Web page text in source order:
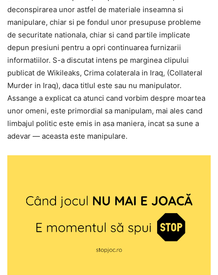
deconspirarea unor astfel de materiale inseamna si
manipulare, chiar si pe fondul unor presupuse probleme
de securitate nationala, chiar si cand partile implicate
depun presiuni pentru a opri continuarea furnizarii
informatiilor. S-a discutat intens pe marginea clipului
publicat de Wikileaks, Crima colaterala in Iraq, (Collateral
Murder in Iraq), daca titlul este sau nu manipulator.
Assange a explicat ca atunci cand vorbim despre moartea
unor omeni, este primordial sa manipulam, mai ales cand
limbajul politic este emis in asa maniera, incat sa sune a
adevar — aceasta este manipulare.